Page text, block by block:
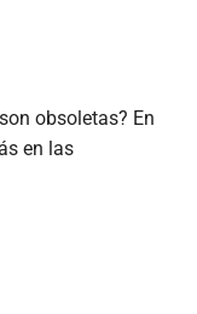
obsoletas? En
en las